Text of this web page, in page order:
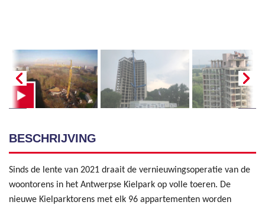
BESCHRIJVING
Sinds de lente van 2021 draait de vernieuwingsoperatie van de
woontorens in het Antwerpse Kielpark op volle toeren. De
nieuwe Kielparktorens met elk 96 appartementen worden